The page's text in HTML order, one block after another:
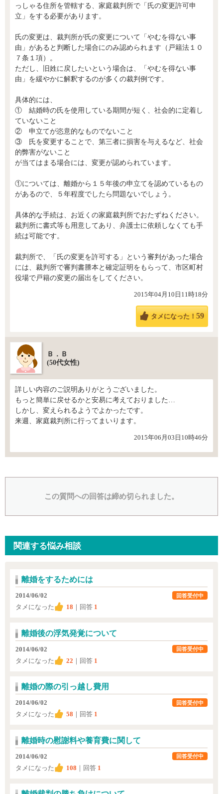
っしゃる住所を管轄する、家庭裁判所で「氏の変更許可申
立」をする必要があります。
氏の変更は、裁判所が氏の変更について「やむを得ない事
由」があると判断した場合にのみ認められます（戸籍法１０
７条１項）。
ただし、旧姓に戻したいという場合は、「やむを得ない事
由」を緩やかに解釈するのが多くの裁判例です。
具体的には、
① 結婚時の氏を使用している期間が短く、社会的に定着し
ていないこと
② 申立てが恣意的なものでないこと
③ 氏を変更することで、第三者に損害を与えるなど、社会
的弊害がないこと
が当てはまる場合には、変更が認められています。
①については、離婚から１５年後の申立てを認めているもの
があるので、５年程度でしたら問題ないでしょう。
具体的な手続は、お近くの家庭裁判所でおたずねください。
裁判所に書式等も用意してあり、弁護士に依頼しなくても手
続は可能です。
裁判所で、「氏の変更を許可する」という審判があった場合
には、裁判所で審判書謄本と確定証明をもらって、市区町村
役場で戸籍の変更の届出をしてください。
2015年04月10日11時18分
タメになった！ 59
Ｂ．Ｂ
(50代女性)
詳しい内容のご説明ありがとうございました。
もっと簡単に戻せるかと安易に考えておりました…
しかし、変えられるようでよかったです。
来週、家庭裁判所に行ってまいります。
2015年06月03日10時46分
この質問への回答は締め切られました。
関連する悩み相談
離婚をするためには
2014/06/02
タメになった
18 ｜回答 1
回答受付中
離婚後の浮気発覚について
2014/06/02
タメになった
22 ｜回答 1
回答受付中
離婚の際の引っ越し費用
2014/06/02
タメになった
58 ｜回答 1
回答受付中
離婚時の慰謝料や養育費に関して
2014/06/02
タメになった
108 ｜回答 1
回答受付中